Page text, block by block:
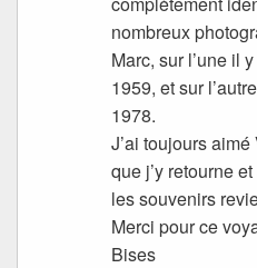
nombreux
Marc, sur l’une il
1959, et sur
1978.
J’ai toujours
que j’y retourne
les souvenirs
Merci pour ce
Bises